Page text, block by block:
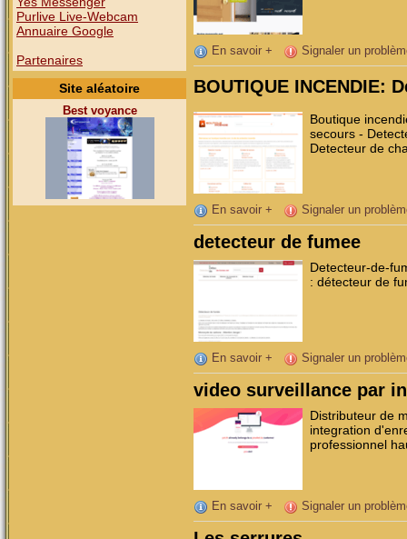
Purlive Live-Webcam
Annuaire Google
Partenaires
Site aléatoire
Best voyance
En savoir + Signaler un
BOUTIQUE INCENDIE:
Boutique
secours -
Detecteur de
En savoir + Signaler un
detecteur de fumee
Detecteur-de-
: détecteur de
En savoir + Signaler un
video surveillance par
Distributeur de
integration
professionnel
En savoir + Signaler un